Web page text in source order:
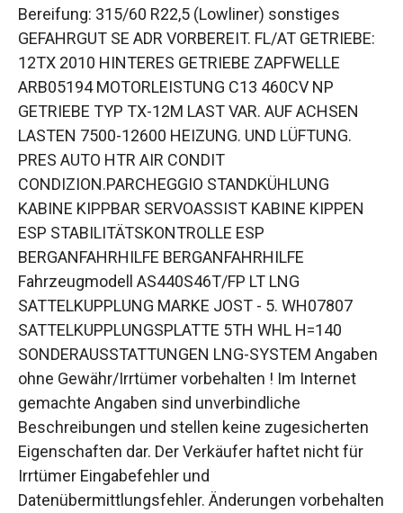
Bereifung: 315/60 R22,5 (Lowliner) sonstiges
GEFAHRGUT SE ADR VORBEREIT. FL/AT GETRIEBE:
12TX 2010 HINTERES GETRIEBE ZAPFWELLE
ARB05194 MOTORLEISTUNG C13 460CV NP
GETRIEBE TYP TX-12M LAST VAR. AUF ACHSEN
LASTEN 7500-12600 HEIZUNG. UND LÜFTUNG.
PRES AUTO HTR AIR CONDIT
CONDIZION.PARCHEGGIO STANDKÜHLUNG
KABINE KIPPBAR SERVOASSIST KABINE KIPPEN
ESP STABILITÄTSKONTROLLE ESP
BERGANFAHRHILFE BERGANFAHRHILFE
Fahrzeugmodell AS440S46T/FP LT LNG
SATTELKUPPLUNG MARKE JOST - 5. WH07807
SATTELKUPPLUNGSPLATTE 5TH WHL H=140
SONDERAUSSTATTUNGEN LNG-SYSTEM Angaben
ohne Gewähr/Irrtümer vorbehalten ! Im Internet
gemachte Angaben sind unverbindliche
Beschreibungen und stellen keine zugesicherten
Eigenschaften dar. Der Verkäufer haftet nicht für
Irrtümer Eingabefehler und
Datenübermittlungsfehler. Änderungen vorbehalten